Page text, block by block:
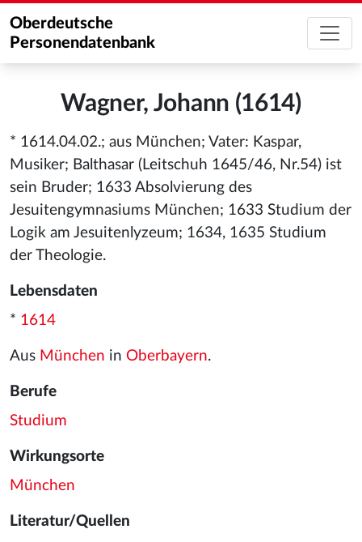
Oberdeutsche
Personendatenbank
Wagner, Johann (1614)
* 1614.04.02.; aus München; Vater: Kaspar,
Musiker; Balthasar (Leitschuh 1645/46, Nr.54) ist
sein Bruder; 1633 Absolvierung des
Jesuitengymnasiums München; 1633 Studium der
Logik am Jesuitenlyzeum; 1634, 1635 Studium
der Theologie.
Lebensdaten
* 1614
Aus München in Oberbayern.
Berufe
Studium
Wirkungsorte
München
Literatur/Quellen